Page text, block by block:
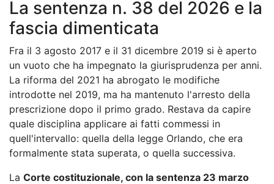
La sentenza n. 38 del 2026 e la
fascia dimenticata
Fra il 3 agosto 2017 e il 31 dicembre 2019 si è aperto
un vuoto che ha impegnato la giurisprudenza per anni.
La riforma del 2021 ha abrogato le modifiche
introdotte nel 2019, ma ha mantenuto l'arresto della
prescrizione dopo il primo grado. Restava da capire
quale disciplina applicare ai fatti commessi in
quell'intervallo: quella della legge Orlando, che era
formalmente stata superata, o quella successiva.
La Corte costituzionale, con la sentenza 23 marzo